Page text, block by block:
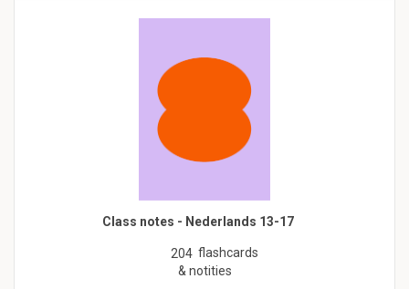
Class notes - Nederlands 13-17
204 flashcards
& notities